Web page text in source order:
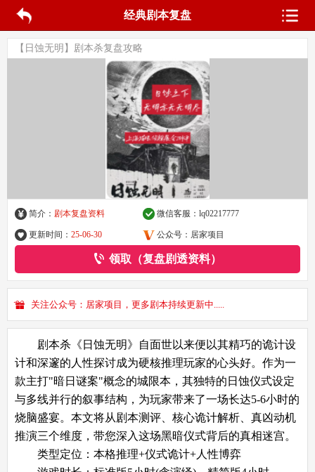
经典剧本复盘
【日蚀无明】剧本杀复盘攻略
简介： 剧本复盘资料 微信客服：lq02217777
更新时间： 25-06-30 公众号：居家项目
领取（复盘剧透资料）
关注公众号：居家项目，更多剧本持续更新中.....
剧本杀《日蚀无明》自面世以来便以其精巧的诡计设
计和深邃的人性探讨成为硬核推理玩家的心头好。作为一
款主打"暗日谜案"概念的城限本，其独特的日蚀仪式设定
与多线并行的叙事结构，为玩家带来了一场长达5-6小时的
烧脑盛宴。本文将从剧本测评、核心诡计解析、真凶动机
推演三个维度，带您深入这场黑暗仪式背后的真相迷宫。
​​类型定位​​：本格推理+仪式诡计+人性博弈